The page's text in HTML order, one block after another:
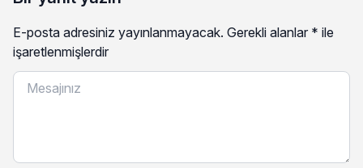
E-posta adresiniz yayınlanmayacak. Gerekli alanlar * ile
işaretlenmişlerdir